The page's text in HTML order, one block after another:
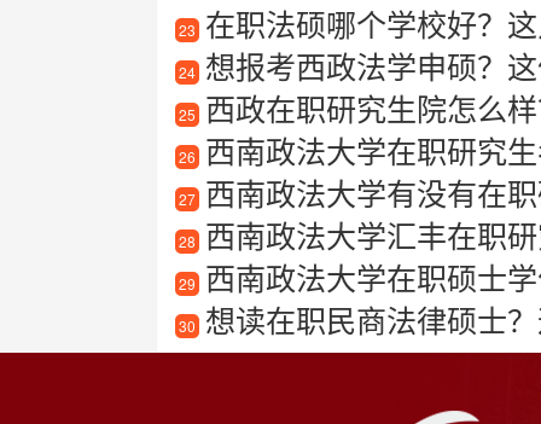
23 在职法硕哪个学校好？
24 想报考西政法学申硕？
25 西政在职研究生院怎么样
26 西南政法大学在职研究
27 西南政法大学有没有在职
28 西南政法大学汇丰在职
29 西南政法大学在职硕士
30 想读在职民商法律硕士